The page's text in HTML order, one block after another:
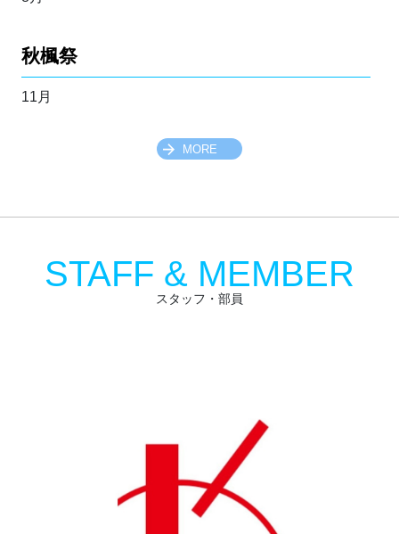
秋楓祭
11月
MORE
スタッフ・部員
STAFF & MEMBER